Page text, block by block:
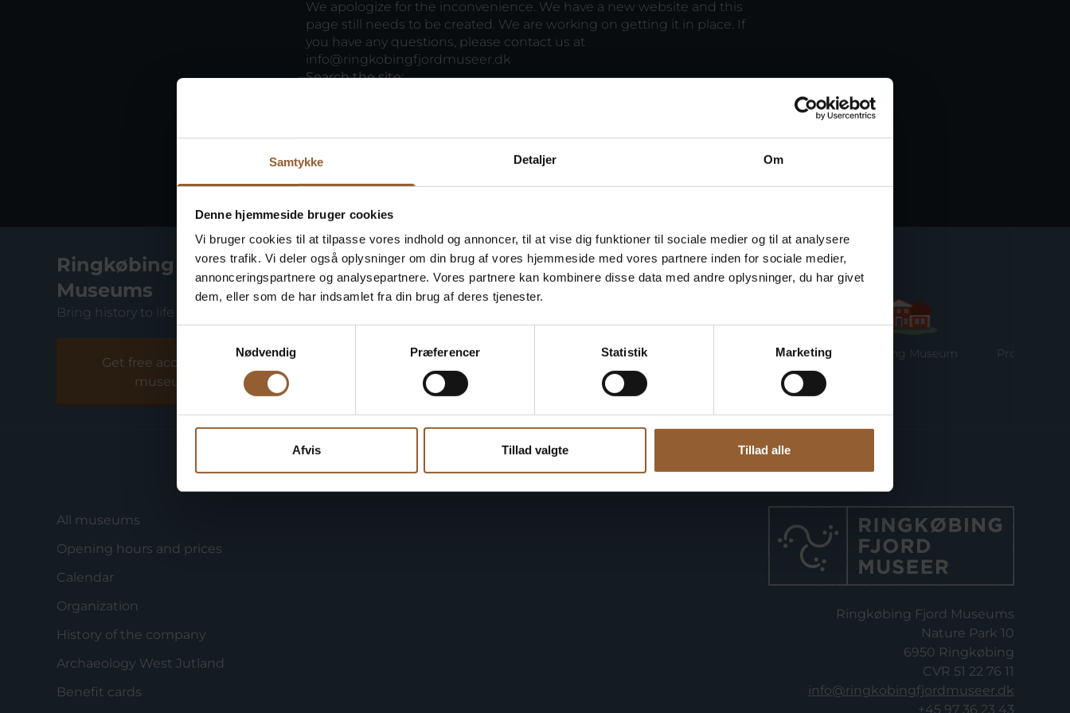
Samtykke Detaljer Om
Denne hjemmeside bruger cookies
Vi bruger cookies til at tilpasse vores indhold og annoncer, til at vise dig funktioner til sociale medier og til at analysere
vores trafik. Vi deler også oplysninger om din brug af vores hjemmeside med vores partnere inden for sociale medier,
annonceringspartnere og analysepartnere. Vores partnere kan kombinere disse data med andre oplysninger, du har givet
dem, eller som de har indsamlet fra din brug af deres tjenester.
Nødvendig
Præferencer Statistik Marketing
Afvis Tillad valgte Tillad alle
We apologize for the inconvenience. We have a new website and this
page still needs to be created. We are working on getting it in place. If
you have any questions, please contact us at
info@ringkobingfjordmuseer.dk
Search the site:
Ringkøbing Fjord
Museums
Bring history to life at 10 museums
Get free access to all
museums
Fiskeriets Hus Naturkraft Skjern Vindmølle Skjern Reberbane Ringkøbing Museum Provstgaards
All museums
Opening hours and prices
Calendar
Organization
History of the company
Archaeology West Jutland
Benefit cards
Ringkøbing Fjord Museums
Nature Park 10
6950 Ringkøbing
CVR 51 22 76 11
info@ringkobingfjordmuseer.dk
+45 97 36 23 43